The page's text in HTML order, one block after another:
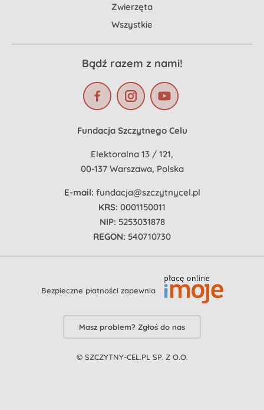
Zwierzęta
Wszystkie
Bądź razem z nami!
Fundacja Szczytnego Celu
Elektoralna 13 / 121,
00-137 Warszawa, Polska
E-mail: fundacja@szczytnycel.pl
KRS: 0001150011
NIP: 5253031878
REGON: 540710730
Bezpieczne płatności zapewnia
Masz problem? Zgłoś do nas
© SZCZYTNY-CEL.PL SP. Z O.O.